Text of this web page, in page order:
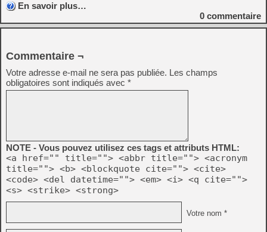
En savoir plus…
0 commentaire
Commentaire ¬
Votre adresse e-mail ne sera pas publiée. Les champs
obligatoires sont indiqués avec *
NOTE - Vous pouvez utilisez ces tags et attributs HTML:
<a href="" title=""> <abbr title=""> <acronym
title=""> <b> <blockquote cite=""> <cite>
<code> <del datetime=""> <em> <i> <q cite="">
<s> <strike> <strong>
Votre nom *